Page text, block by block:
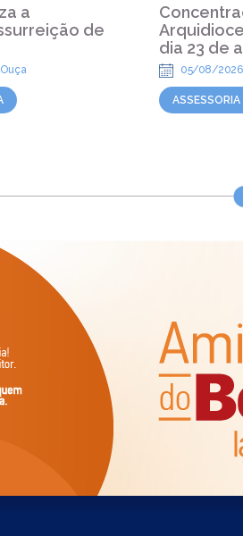
a
de
Ouça
dia 23 de
05/08/2026
ASSESSORIA